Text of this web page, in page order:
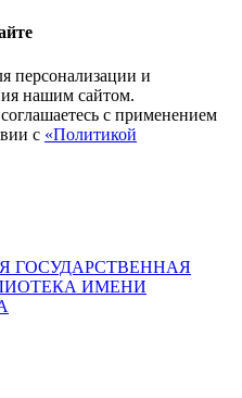
персонализации и
нашим сайтом.
с применением
с «Политикой
ГОСУДАРСТВЕННАЯ
ИМЕНИ